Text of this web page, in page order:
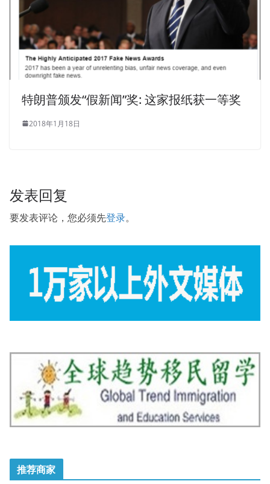
特朗普颁发“假新闻”奖: 这家报纸获一等奖
2018年1月18日
发表回复
要发表评论，您必须先登录。
推荐商家